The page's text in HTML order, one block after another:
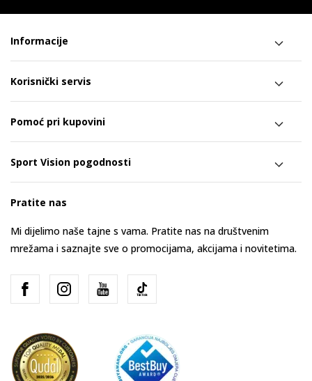
Informacije
Korisnički servis
Pomoć pri kupovini
Sport Vision pogodnosti
Pratite nas
Mi dijelimo naše tajne s vama. Pratite nas na društvenim
mrežama i saznajte sve o promocijama, akcijama i novitetima.